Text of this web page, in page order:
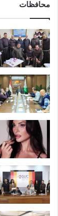
محافظات